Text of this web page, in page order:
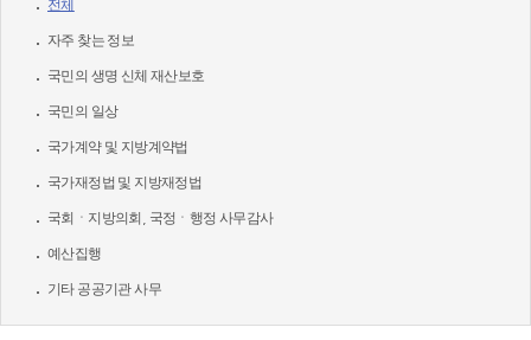
전체
자주 찾는 정보
국민의 생명 신체 재산보호
국민의 일상
국가계약 및 지방계약법
국가재정법 및 지방재정법
국회ㆍ지방의회, 국정ㆍ행정 사무감사
예산집행
기타 공공기관 사무